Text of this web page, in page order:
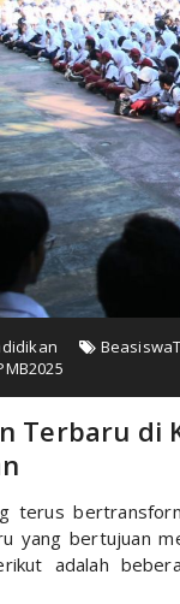
Terbaru di
terus
yang bertujuan
adalah